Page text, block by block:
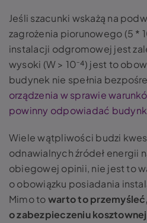
Jeśli szacunki wskażą na
zagrożenia piorunowego (5 *
instalacji odgromowej jest
wysoki (W > 10⁻⁴) jest to
budynek nie spełnia
orządzenia w sprawie
powinny odpowiadać
Wiele wątpliwości budzi
odnawialnych źródeł energii
obiegowej opinii, nie jest to
o obowiązku posiadania
Mimo towarto to
o zabezpieczeniu